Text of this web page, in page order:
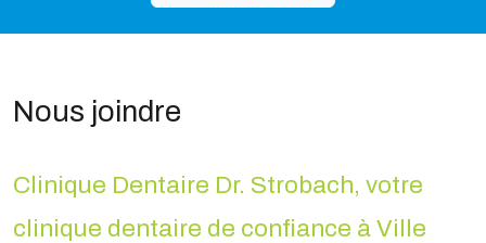
Nous joindre
Clinique Dentaire Dr. Strobach, votre
clinique dentaire de confiance à Ville